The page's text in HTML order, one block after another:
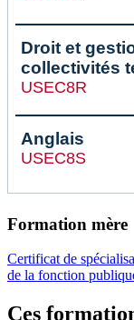
Droit et
collectivités
USEC8R
Anglais
USEC8S
Formation mère
Certificat de
de la fonction
Ces